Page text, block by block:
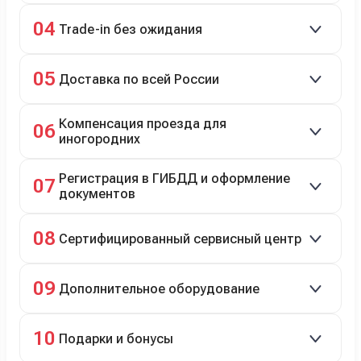
04 Trade-in без ожидания
05 Доставка по всей России
06 Компенсация проезда для
иногородних
07 Регистрация в ГИБДД и оформление
документов
08 Сертифицированный сервисный центр
технический ремонт.
09 Дополнительное оборудование
10 Подарки и бонусы